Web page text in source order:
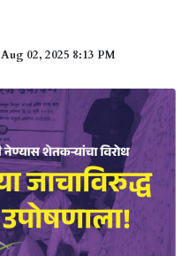
Aug 02, 2025 8:13 PM